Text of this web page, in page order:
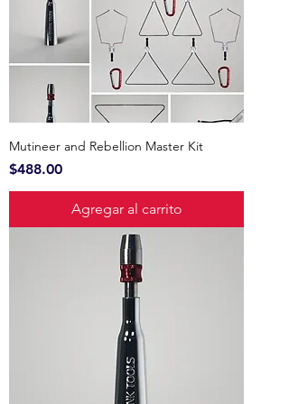
Mutineer and Rebellion Master Kit
Precio
$488.00
Agregar al carrito